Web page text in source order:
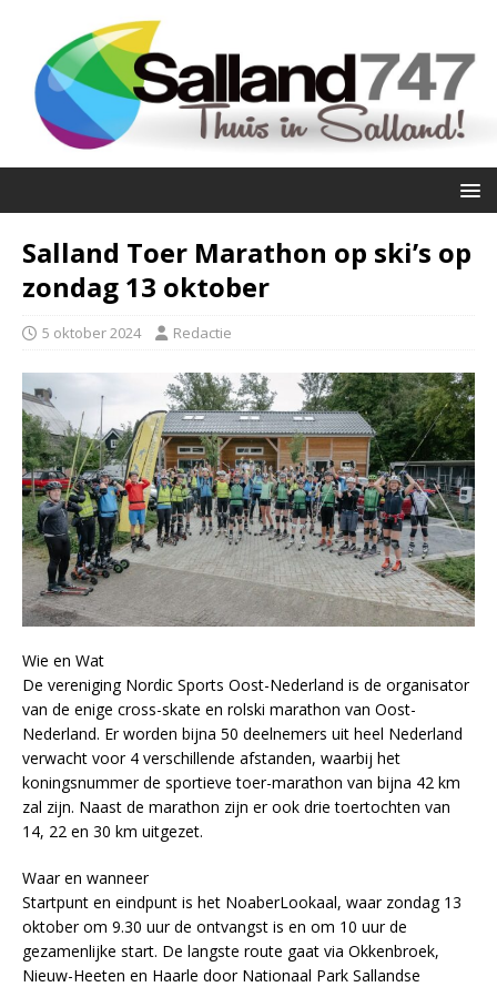
Salland Toer Marathon op ski’s op
zondag 13 oktober
5 oktober 2024 Redactie
Wie en Wat
De vereniging Nordic Sports Oost-Nederland is de organisator
van de enige cross-skate en rolski marathon van Oost-
Nederland. Er worden bijna 50 deelnemers uit heel Nederland
verwacht voor 4 verschillende afstanden, waarbij het
koningsnummer de sportieve toer-marathon van bijna 42 km
zal zijn. Naast de marathon zijn er ook drie toertochten van
14, 22 en 30 km uitgezet.
Waar en wanneer
Startpunt en eindpunt is het NoaberLookaal, waar zondag 13
oktober om 9.30 uur de ontvangst is en om 10 uur de
gezamenlijke start. De langste route gaat via Okkenbroek,
Nieuw-Heeten en Haarle door Nationaal Park Sallandse